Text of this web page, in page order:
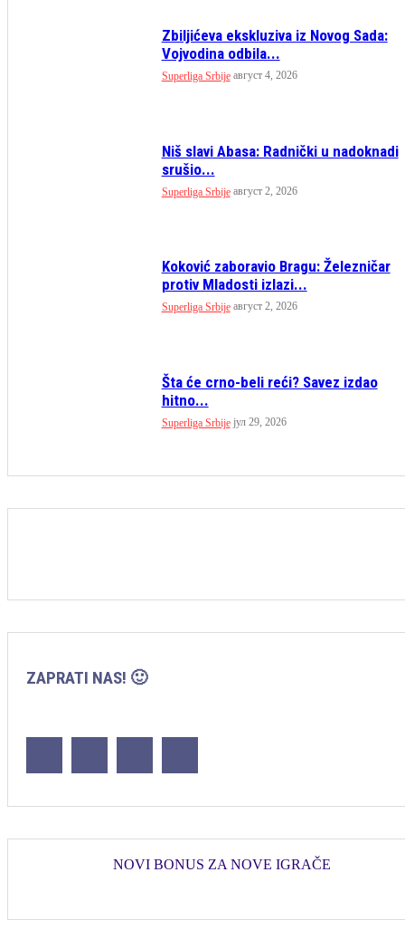
Zbiljićeva ekskluziva iz Novog Sada:
Vojvodina odbila...
Superliga Srbije август 4, 2026
Niš slavi Abasa: Radnički u nadoknadi
srušio...
Superliga Srbije август 2, 2026
Koković zaboravio Bragu: Železničar
protiv Mladosti izlazi...
Superliga Srbije август 2, 2026
Šta će crno-beli reći? Savez izdao
hitno...
Superliga Srbije јул 29, 2026
ZAPRATI NAS! 🙂
NOVI BONUS ZA NOVE IGRAČE